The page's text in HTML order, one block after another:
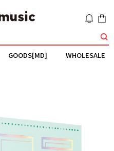
GOODS[MD] WHOLESALE